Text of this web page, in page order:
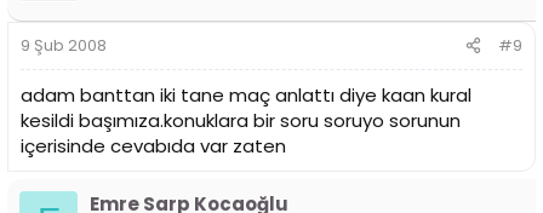
9 Şub 2008 #9
adam banttan iki tane maç anlattı diye kaan kural
kesildi başımıza.konuklara bir soru soruyo sorunun
içerisinde cevabıda var zaten
Emre Sarp Kocaoğlu